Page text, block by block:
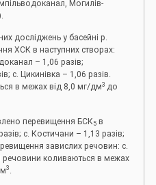
Могилів-
досліджень у басейні р.
ХСК в наступних створах:
– 1,06 разів;
с. Цикинівка – 1,06 разів.
в межах від 8,0 мг/дм3 до
перевищення БСК5 в
с. Костичани – 1,13 разів;
завислих речовин: с.
речовини коливаються в межах
3 .